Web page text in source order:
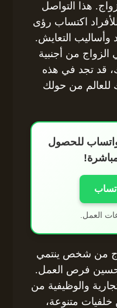
هذا التواصل
اكتساب رؤى
وأساليب التعايش.
من أجنبية
قد تجد في هذه
للعالم من حولك
للحصول
العمل.
من شخص ينتمي
فرص العمل.
والوظيفية من
متنوعة،